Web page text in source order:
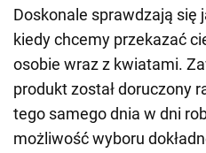
Doskonale sprawdzają się
kiedy chcemy przekazać
osobie wraz z kwiatami.
produkt został doru­czony
tego samego dnia w dni
możliwość wyboru